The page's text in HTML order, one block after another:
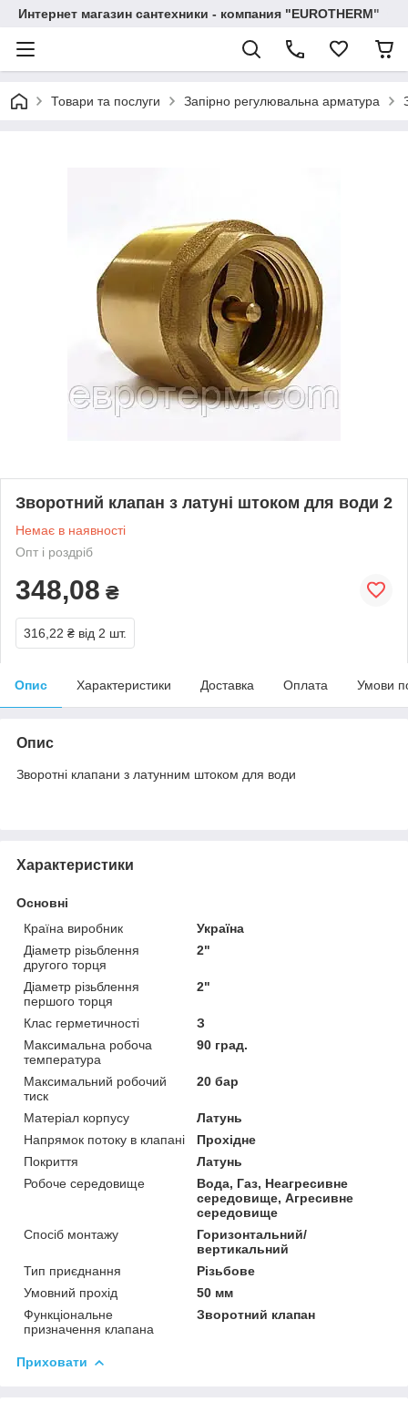
Интернет магазин сантехники - компания "EUROTHERM"
Товари та послуги Запірно регулювальна арматура
Зворотний клапан з латуні штоком для води 2
Немає в наявності
Опт і роздріб
348,08 ₴
316,22 ₴ від 2 шт.
Опис Характеристики Доставка Оплата Умови
Опис
Зворотні клапани з латунним штоком для води
Характеристики
Основні
Країна виробник
Україна
Діаметр різьблення
другого торця
2"
Діаметр різьблення
першого торця
2"
Клас герметичності
З
Максимальна робоча
температура
90 град.
Максимальний робочий
тиск
20 бар
Матеріал корпусу
Латунь
Напрямок потоку в клапані
Прохідне
Покриття
Латунь
Робоче середовище
Вода, Газ, Неагресивне
середовище, Агресивне
середовище
Спосіб монтажу
Горизонтальний/
вертикальний
Тип приєднання
Різьбове
Умовний прохід
50 мм
Функціональне
призначення клапана
Зворотний клапан
Приховати